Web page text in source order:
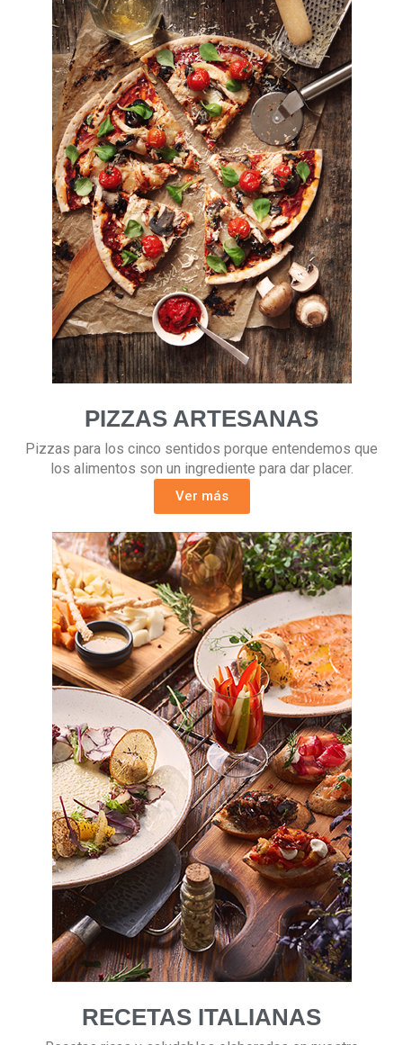
PIZZAS ARTESANAS
Pizzas para los cinco sentidos porque entendemos que
los alimentos son un ingrediente para dar placer.
Ver más
RECETAS ITALIANAS